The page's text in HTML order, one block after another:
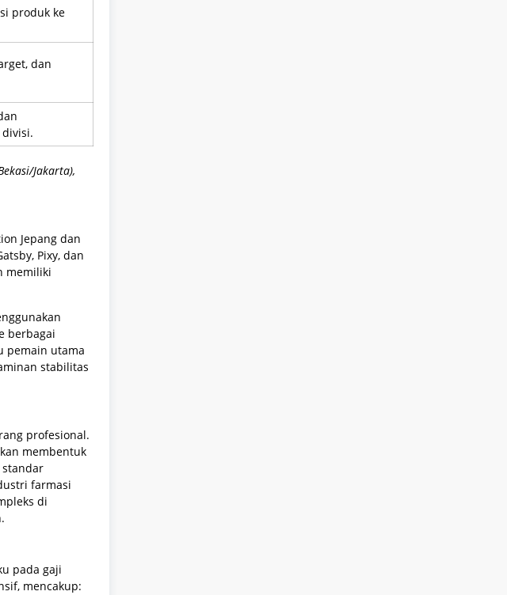
produk ke
dan
Jakarta),
Jepang dan
Pixy, dan
memiliki
berbagai
pemain utama
stabilitas
profesional.
membentuk
farmasi
di
pada gaji
mencakup: